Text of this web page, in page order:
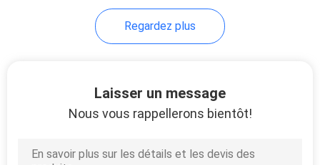
FM 200 cylindres
Regardez plus
Laisser un message
Nous vous rappellerons bientôt!